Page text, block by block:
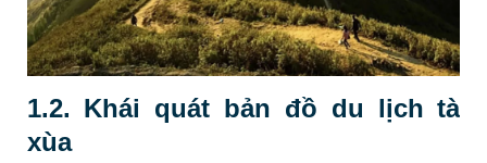
1.2. Khái quát bản đồ du lịch tà
xùa